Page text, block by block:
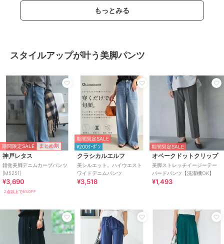
もっとみる
スタイルアップが叶う美脚パンツ
期間限定SALE まとめ割
神戸レタス
錯覚美脚デニムカーブパンツ
[M5251]
¥3,690
2点以上で5%OFF
期間限定SALE
¥200ｸｰﾎﾟﾝ
クラシカルエルフ
美シルエット。ハイウエスト
ワイドデニムパンツ
¥3,518
期間限定SALE
オペークドットクリップ
美脚ストレッチイージーテー
パードパンツ【洗濯機OK】
¥1,493